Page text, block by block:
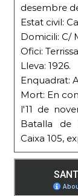
desembre
Estat civil:
Domicili: C/
Ofici:
Lleva: 1926.
Enquadrat:
Mort: En
l′11 de
Batalla de
Caixa 105,